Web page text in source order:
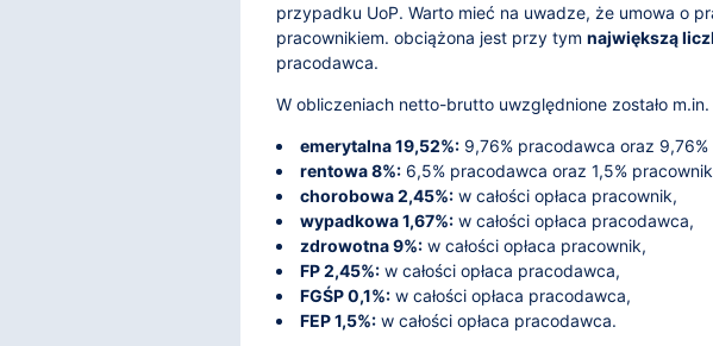
przypadku UoP. Warto mieć na uwadze, że umowa o
pracownikiem. obciążona jest przy tym największą
pracodawca.
W obliczeniach netto-brutto uwzględnione zostało m.in.
emerytalna 19,52%: 9,76% pracodawca oraz
rentowa 8%: 6,5% pracodawca oraz 1,5%
chorobowa 2,45%: w całości opłaca pracownik,
wypadkowa 1,67%: w całości opłaca pracodawca,
zdrowotna 9%: w całości opłaca pracownik,
FP 2,45%: w całości opłaca pracodawca,
FGŚP 0,1%: w całości opłaca pracodawca,
FEP 1,5%: w całości opłaca pracodawca.